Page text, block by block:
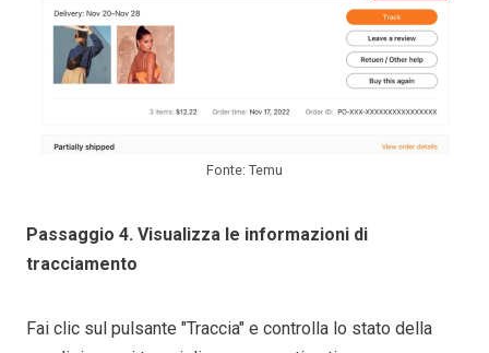
Fonte: Temu
Passaggio 4. Visualizza le informazioni di
tracciamento
Fai clic sul pulsante "Traccia" e controlla lo stato della